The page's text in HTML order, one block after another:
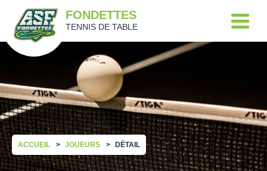
FONDETTES
TENNIS DE TABLE
ACCUEIL JOUEURS DÉTAIL